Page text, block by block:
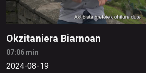
Okzitaniera Biarnoan
07:06 min
2024-08-19